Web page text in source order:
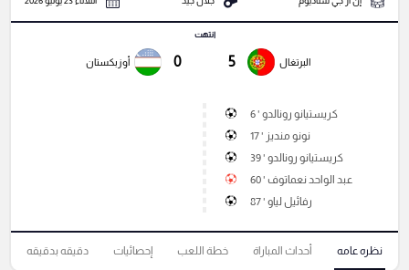
البرتغال 5
انتهت
0 أوزبكستان
كريستيانو رونالدو ' 6
نونو منديز ' 17
كريستيانو رونالدو ' 39
عبد الواحد نعماتوف ' 60
رفائيل لياو ' 87
نظره عامه أحداث المباراة خطة اللعب إحصائيات دقيقه بدقيقه